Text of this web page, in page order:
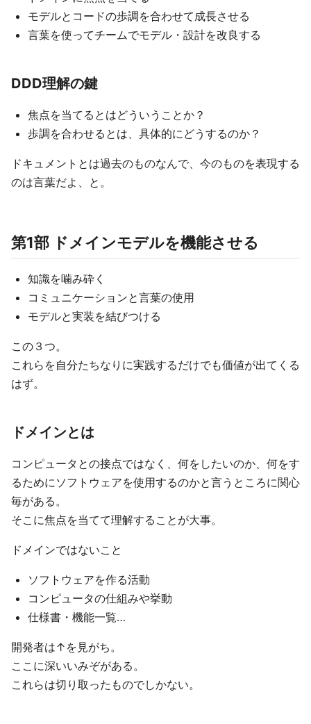
モデルとコードの歩調を合わせて成長させる
言葉を使ってチームでモデル・設計を改良する
DDD理解の鍵
焦点を当てるとはどういうことか？
歩調を合わせるとは、具体的にどうするのか？
ドキュメントとは過去のものなんで、今のものを表現する
のは言葉だよ、と。
第1部 ドメインモデルを機能させる
知識を噛み砕く
コミュニケーションと言葉の使用
モデルと実装を結びつける
この３つ。
これらを自分たちなりに実践するだけでも価値が出てくる
はず。
ドメインとは
コンピュータとの接点ではなく、何をしたいのか、何をす
るためにソフトウェアを使用するのかと言うところに関心
毎がある。
そこに焦点を当てて理解することが大事。
ドメインではないこと
ソフトウェアを作る活動
コンピュータの仕組みや挙動
仕様書・機能一覧…
開発者は↑を見がち。
ここに深いいみぞがある。
これらは切り取ったものでしかない。